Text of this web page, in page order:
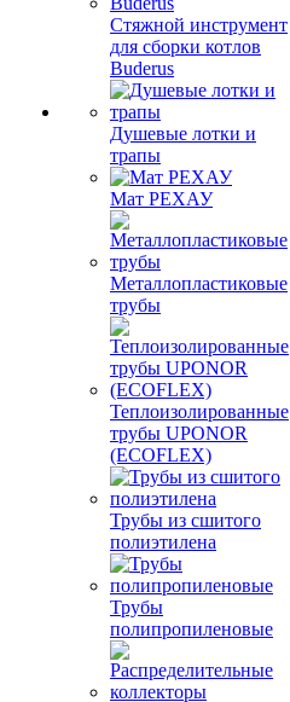
Стяжной инструмент
для сборки котлов
Buderus
Душевые лотки и
трапы
Мат РЕХАУ
Металлопластиковые
трубы
Теплоизолированные
трубы UPONOR
(ECOFLEX)
Трубы из сшитого
полиэтилена
Трубы
полипропиленовые